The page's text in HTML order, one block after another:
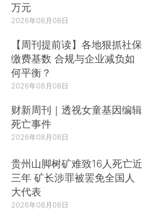
万元
2026年08月08日
【周刊提前读】各地狠抓社保
缴费基数 合规与企业减负如
何平衡？
2026年08月08日
财新周刊｜透视女童基因编辑
死亡事件
2026年08月08日
贵州山脚树矿难致16人死亡近
三年 矿长涉罪被罢免全国人
大代表
2026年08月08日